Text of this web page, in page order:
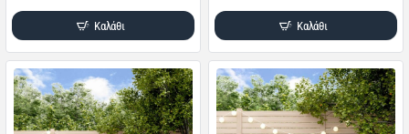
Καλάθι Καλάθι